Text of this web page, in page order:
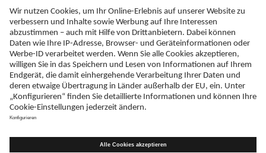
ERKLÄRUNG ZUR BARRIEREFREIHEIT
IMPRESSUM
KONTAKT
NEBENWIRKUNGSANZEIGEN